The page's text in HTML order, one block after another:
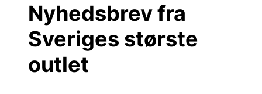
Nyhedsbrev fra
Sveriges største
outlet